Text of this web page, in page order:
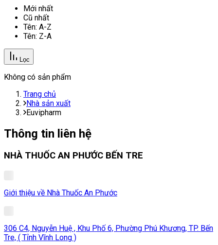
Mới nhất
Cũ nhất
Tên: A-Z
Tên: Z-A
Lọc
Không có sản phẩm
Trang chủ
Nhà sản xuất
Euvipharm
Thông tin liên hệ
NHÀ THUỐC AN PHƯỚC BẾN TRE
Giới thiệu về Nhà Thuốc An Phước
306 C4, Nguyễn Huệ , Khu Phố 6, Phường Phú Khương, TP. Bến
Tre, ( Tỉnh Vĩnh Long )